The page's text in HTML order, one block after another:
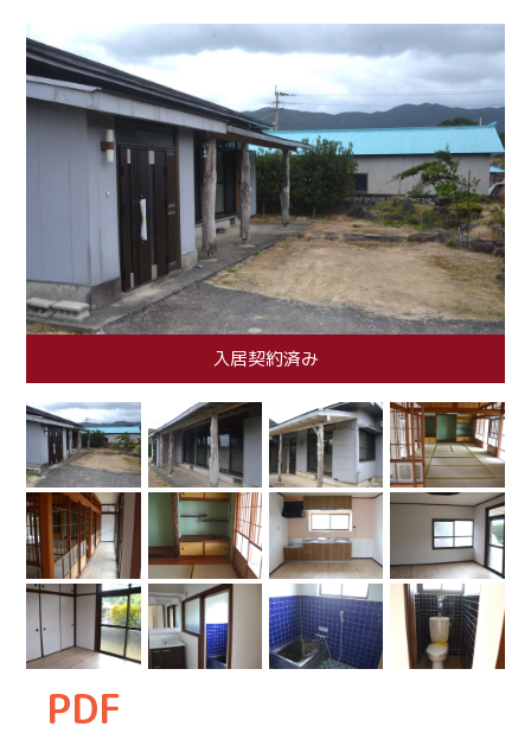
入居契約済み
PDF